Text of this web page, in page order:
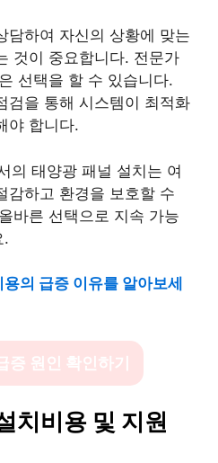
담하여 자신의 상황에 맞는
것이 중요합니다. 전문가
선택을 할 수 있습니다.
검을 통해 시스템이 최적화
야 합니다.
의 태양광 패널 설치는 여
감하고 환경을 보호할 수
바른 선택으로 지속 가능
.
의 급증 이유를 알아보세
증 원인 확인하기
치비용 및 지원